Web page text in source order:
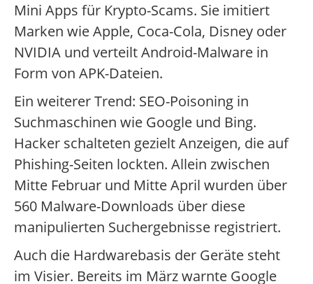
Mini Apps für Krypto-Scams. Sie imitiert
Marken wie Apple, Coca-Cola, Disney oder
NVIDIA und verteilt Android-Malware in
Form von APK-Dateien.
Ein weiterer Trend: SEO-Poisoning in
Suchmaschinen wie Google und Bing.
Hacker schalteten gezielt Anzeigen, die auf
Phishing-Seiten lockten. Allein zwischen
Mitte Februar und Mitte April wurden über
560 Malware-Downloads über diese
manipulierten Suchergebnisse registriert.
Auch die Hardwarebasis der Geräte steht
im Visier. Bereits im März warnte Google